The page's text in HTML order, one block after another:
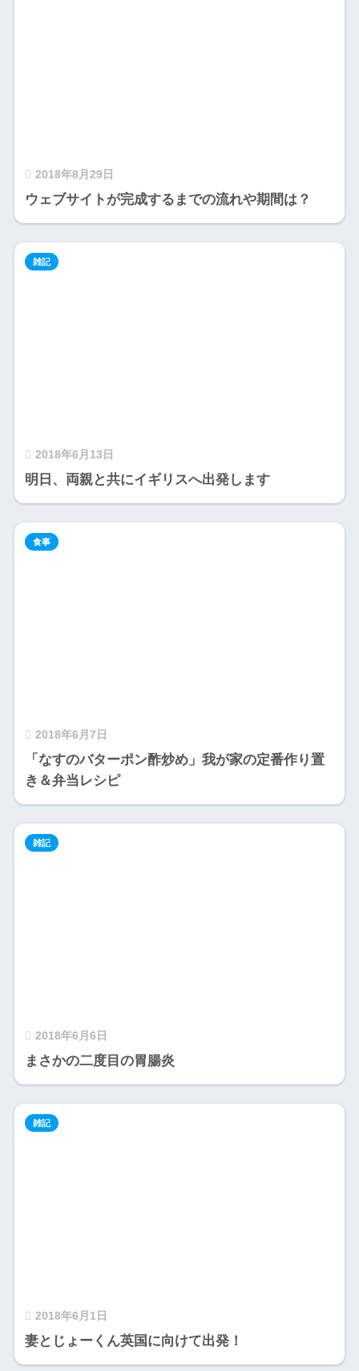
2018年8月29日
ウェブサイトが完成するまでの流れや期間は？
2018年6月13日
明日、両親と共にイギリスへ出発します
雑記
2018年6月7日
「なすのバターポン酢炒め」我が家の定番作り置
き＆弁当レシピ
食事
2018年6月6日
まさかの二度目の胃腸炎
雑記
2018年6月1日
妻とじょーくん英国に向けて出発！
雑記